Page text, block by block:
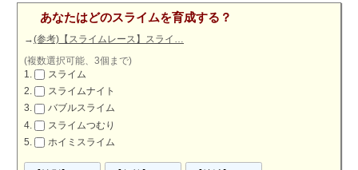
あなたはどのスライムを育成する？
→(参考)【スライムレース】スライ…
(複数選択可能、3個まで)
スライム
スライムナイト
バブルスライム
スライムつむり
ホイミスライム